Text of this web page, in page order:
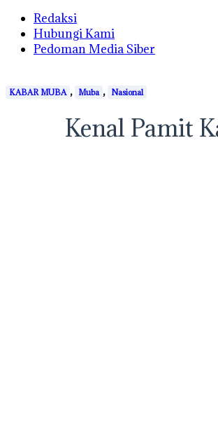
Redaksi
Hubungi Kami
Pedoman Media Siber
KABAR MUBA , Muba , Nasional
Kenal Pamit